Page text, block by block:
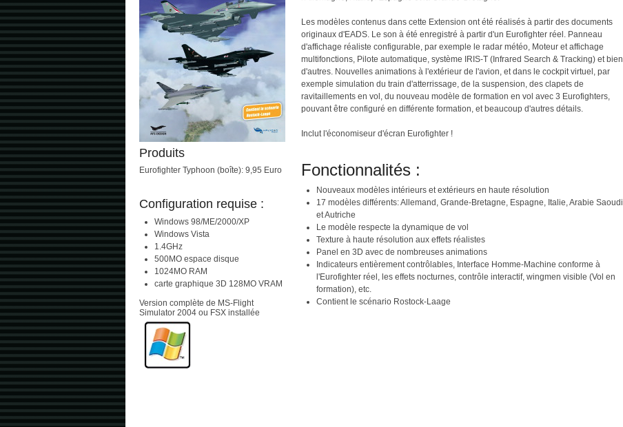
Produits
Eurofighter Typhoon (boîte): 9,95 Euro
Configuration requise :
Windows 98/ME/2000/XP
Windows Vista
1.4GHz
500MO espace disque
1024MO RAM
carte graphique 3D 128MO VRAM
Version complète de MS-Flight
Simulator 2004 ou FSX installée
Les modèles contenus dans cette Extension ont été réalisés à partir des documents
originaux d'EADS. Le son à été enregistré à partir d'un Eurofighter réel. Panneau
d'affichage réaliste configurable, par exemple le radar météo, Moteur et affichage
multifonctions, Pilote automatique, système IRIS-T (Infrared Search & Tracking) et bien
d'autres. Nouvelles animations à l'extérieur de l'avion, et dans le cockpit virtuel, par
exemple simulation du train d'atterrissage, de la suspension, des clapets de
ravitaillements en vol, du nouveau modèle de formation en vol avec 3 Eurofighters,
pouvant être configuré en différente formation, et beaucoup d'autres détails.
Inclut l'économiseur d'écran Eurofighter !
Fonctionnalités :
Nouveaux modèles intérieurs et extérieurs en haute résolution
17 modèles différents: Allemand, Grande-Bretagne, Espagne, Italie, Arabie Saoudi
et Autriche
Le modèle respecte la dynamique de vol
Texture à haute résolution aux effets réalistes
Panel en 3D avec de nombreuses animations
Indicateurs entièrement contrôlables, Interface Homme-Machine conforme à
l'Eurofighter réel, les effets nocturnes, contrôle interactif, wingmen visible (Vol en
formation), etc.
Contient le scénario Rostock-Laage